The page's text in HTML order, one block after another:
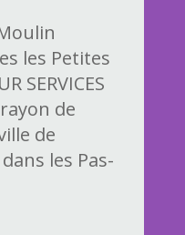
les Petites
SERVICES
de
de
les Pas-